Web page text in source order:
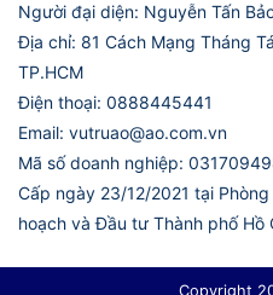
Người đại diện: Nguyễn Tấn
Địa chỉ: 81 Cách Mạng Tháng
TP.HCM
Điện thoại: 0888445441
Email: vutruao@ao.com.vn
Mã số doanh nghiệp:
Cấp ngày 23/12/2021 tại
hoạch và Đầu tư Thành phố Hồ
Copyright